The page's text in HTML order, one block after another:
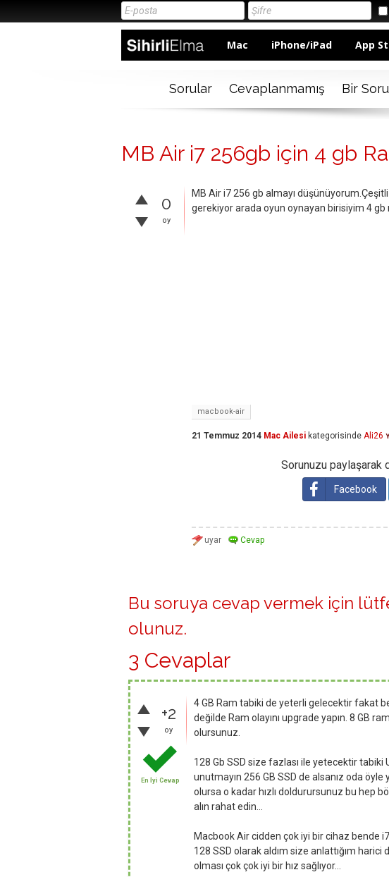
Mac iPhone/iPad App
Sorular Cevaplanmamış Bir
MB Air i7 256gb için 4 gb
0
oy
MB Air i7 256 gb almayı
gerekiyor arada oyun oynayan birisiyim 4
macbook-air
21 Temmuz 2014 Mac Ailesi kategorisinde Ali26
Sorunuzu paylaşarak
Facebook
Bu soruya cevap vermek için
olunuz.
3 Cevaplar
+2
oy
En İyi Cevap
4 GB Ram tabiki de yeterli gelecektir fakat
değilde Ram olayını upgrade yapın. 8 GB
olursunuz.
128 Gb SSD size fazlası ile yetecektir tabiki
unutmayın 256 GB SSD de alsanız oda
olursa o kadar hızlı doldurursunuz bu hep
alın rahat edin...
Macbook Air cidden çok iyi bir cihaz bende
128 SSD olarak aldım size anlattığım
olması çok çok iyi bir hız sağlıyor...